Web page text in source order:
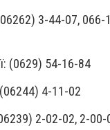
(06262) 3-44-07,
(0629) 54-16-84
(06244) 4-11-02
(06239) 2-02-02, 2-